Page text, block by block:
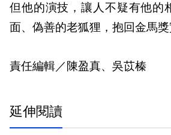
但他的演技，讓人不疑有他的
面、偽善的老狐狸，抱回金馬獎
責任編輯／陳盈真、吳苡榛
延伸閱讀